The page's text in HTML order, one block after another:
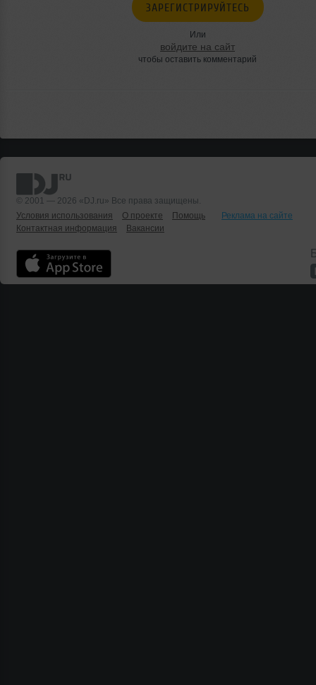
ЗАРЕГИСТРИРУЙТЕСЬ
Или
войдите на сайт
чтобы оставить комментарий
© 2001 — 2026 «DJ.ru» Все права защищены.
Условия использования
О проекте Помощь
Реклама на сайте
Контактная информация
Вакансии